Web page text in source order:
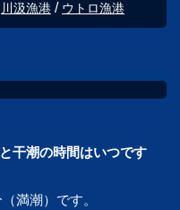
川汲漁港 ウトロ漁港
干潮の時間はいつです
満潮）です。